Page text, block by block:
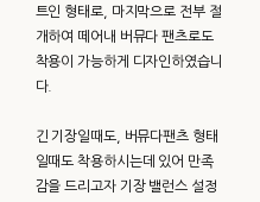
트인 형태로, 마지막으로 전부 절
개하여 떼어내 버뮤다 팬츠로도
착용이 가능하게 디자인하였습니
다.
긴 기장일때도, 버뮤다팬츠 형태
일때도 착용하시는데 있어 만족
감을 드리고자 기장 밸런스 설정